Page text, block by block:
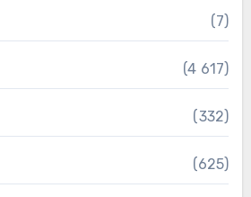
(7)
(4 617)
(332)
(625)